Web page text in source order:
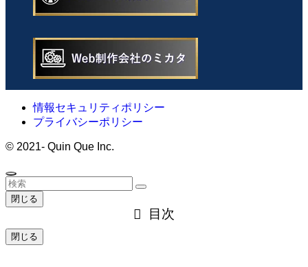
情報セキュリティポリシー
プライバシーポリシー
© 2021- Quin Que Inc.
閉じる
目次
閉じる